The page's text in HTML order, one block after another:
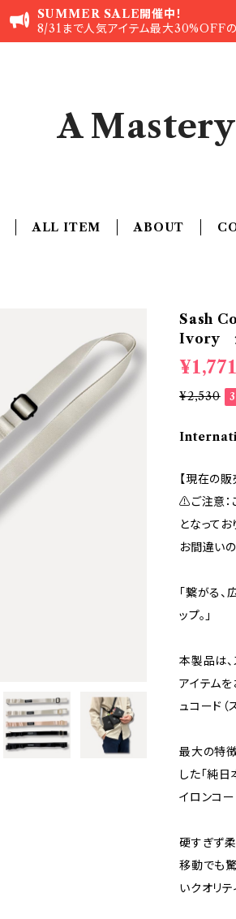
SUMMER SALE開催中！
8/31まで人気アイテム最大30%OFF
A Mastery
ALL ITEM ABOUT
Sash
Ivory 金
¥1,771
¥2,530
【現在の
⚠︎ご注意：
となってお
お間違い
「繋がる
ップ。」
本製品は
アイテム
ュコード（
最大の特
した「純
イロンコー
硬すぎず
移動でも
いクオリテ